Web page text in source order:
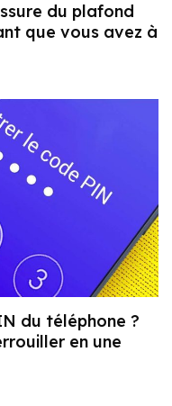
du plafond
que vous avez à
du téléphone ?
en une